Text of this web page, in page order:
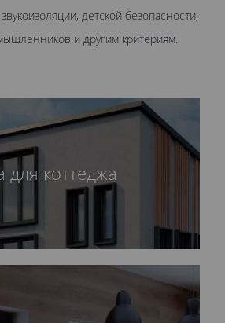
детской безопасности,
и другим критериям.
для коттеджа